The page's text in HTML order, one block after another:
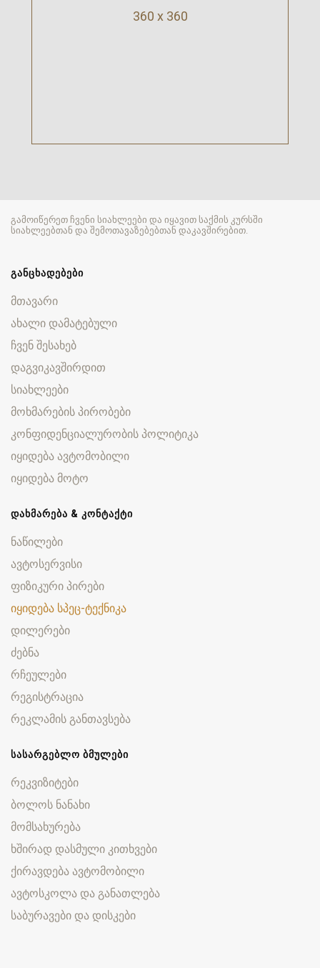
360 x 360
გამოიწერეთ ჩვენი სიახლეები და იყავით საქმის კურსში
სიახლეებთან და შემოთავაზებებთან დაკავშირებით.
ᲒᲐᲜᲪᲮᲐᲓᲔᲑᲔᲑᲘ
მთავარი
ახალი დამატებული
ჩვენ შესახებ
დაგვიკავშირდით
სიახლეები
მოხმარების პირობები
კონფიდენციალურობის პოლიტიკა
იყიდება ავტომობილი
იყიდება მოტო
ᲓᲐᲮᲛᲐᲠᲔᲑᲐ & ᲙᲝᲜᲢᲐᲥᲢᲘ
ნაწილები
ავტოსერვისი
ფიზიკური პირები
იყიდება სპეც-ტექნიკა
დილერები
ძებნა
რჩეულები
რეგისტრაცია
რეკლამის განთავსება
ᲡᲐᲡᲐᲠᲒᲔᲑᲚᲝ ᲑᲛᲣᲚᲔᲑᲘ
რეკვიზიტები
ბოლოს ნანახი
მომსახურება
ხშირად დასმული კითხვები
ქირავდება ავტომობილი
ავტოსკოლა და განათლება
საბურავები და დისკები